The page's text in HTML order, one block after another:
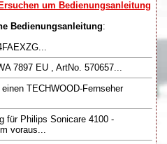
um Bedienungsanleitung
Bedienungsanleitung:
7897 EU , ArtNo. 570657...
TECHWOOD-Fernseher
für Philips Sonicare 4100 -
voraus...